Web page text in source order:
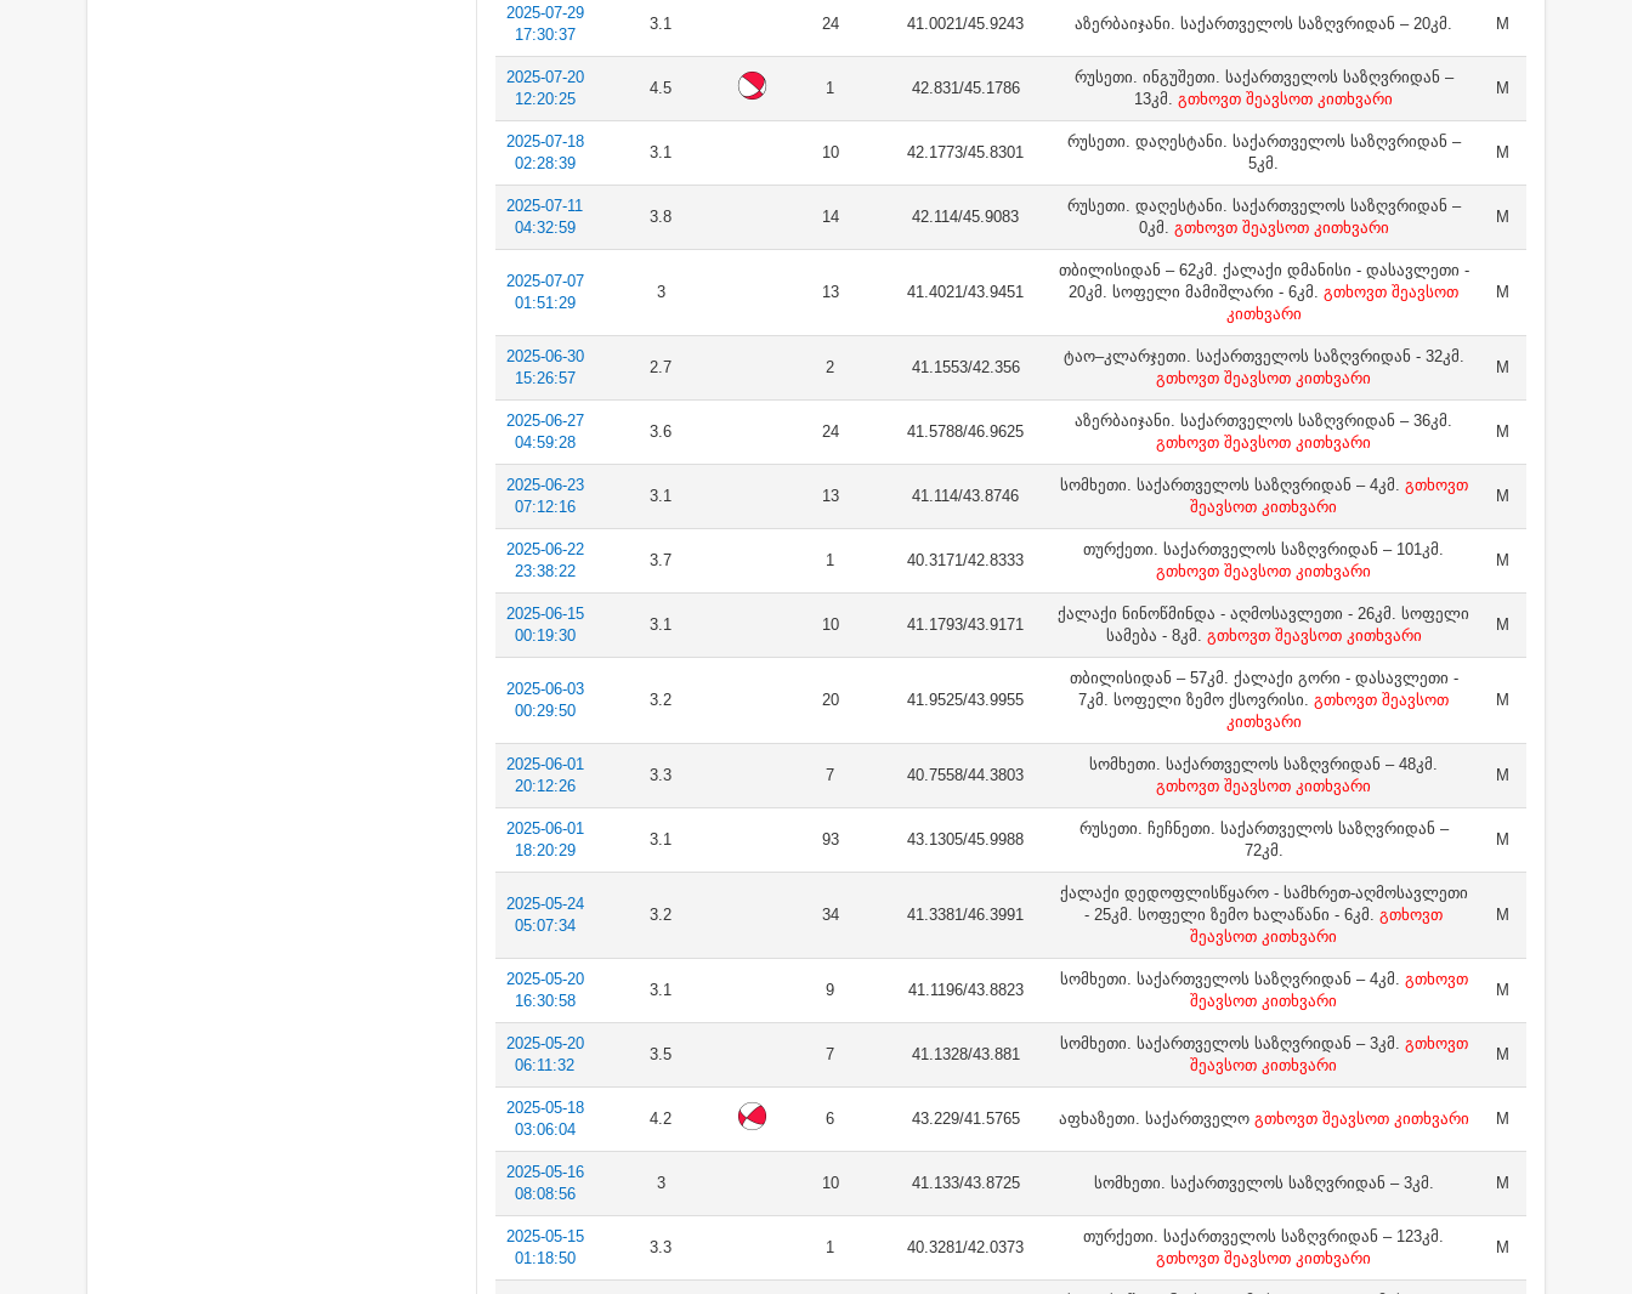
2025-07-29
17:30:37
3.1 24 41.0021/45.9243 აზერბაიჯანი. საქართველოს საზღვრიდან – 20კმ. M
2025-07-20
12:20:25
4.5 1 42.831/45.1786
რუსეთი. ინგუშეთი. საქართველოს საზღვრიდან –
13კმ. გთხოვთ შეავსოთ კითხვარი
M
2025-07-18
02:28:39
3.1 10 42.1773/45.8301
რუსეთი. დაღესტანი. საქართველოს საზღვრიდან –
5კმ.
M
2025-07-11
04:32:59
3.8 14 42.114/45.9083
რუსეთი. დაღესტანი. საქართველოს საზღვრიდან –
0კმ. გთხოვთ შეავსოთ კითხვარი
M
2025-07-07
01:51:29
3 13 41.4021/43.9451
თბილისიდან – 62კმ. ქალაქი დმანისი - დასავლეთი -
20კმ. სოფელი მამიშლარი - 6კმ. გთხოვთ შეავსოთ
კითხვარი
M
2025-06-30
15:26:57
2.7 2 41.1553/42.356
ტაო–კლარჯეთი. საქართველოს საზღვრიდან - 32კმ.
გთხოვთ შეავსოთ კითხვარი
M
2025-06-27
04:59:28
3.6 24 41.5788/46.9625
აზერბაიჯანი. საქართველოს საზღვრიდან – 36კმ.
გთხოვთ შეავსოთ კითხვარი
M
2025-06-23
07:12:16
3.1 13 41.114/43.8746
სომხეთი. საქართველოს საზღვრიდან – 4კმ. გთხოვთ
შეავსოთ კითხვარი
M
2025-06-22
23:38:22
3.7 1 40.3171/42.8333
თურქეთი. საქართველოს საზღვრიდან – 101კმ.
გთხოვთ შეავსოთ კითხვარი
M
2025-06-15
00:19:30
3.1 10 41.1793/43.9171
ქალაქი ნინოწმინდა - აღმოსავლეთი - 26კმ. სოფელი
სამება - 8კმ. გთხოვთ შეავსოთ კითხვარი
M
2025-06-03
00:29:50
3.2 20 41.9525/43.9955
თბილისიდან – 57კმ. ქალაქი გორი - დასავლეთი -
7კმ. სოფელი ზემო ქსოვრისი. გთხოვთ შეავსოთ
კითხვარი
M
2025-06-01
20:12:26
3.3 7 40.7558/44.3803
სომხეთი. საქართველოს საზღვრიდან – 48კმ.
გთხოვთ შეავსოთ კითხვარი
M
2025-06-01
18:20:29
3.1 93 43.1305/45.9988
რუსეთი. ჩეჩნეთი. საქართველოს საზღვრიდან –
72კმ.
M
2025-05-24
05:07:34
3.2 34 41.3381/46.3991
ქალაქი დედოფლისწყარო - სამხრეთ-აღმოსავლეთი
- 25კმ. სოფელი ზემო ხალაწანი - 6კმ. გთხოვთ
შეავსოთ კითხვარი
M
2025-05-20
16:30:58
3.1 9 41.1196/43.8823
სომხეთი. საქართველოს საზღვრიდან – 4კმ. გთხოვთ
შეავსოთ კითხვარი
M
2025-05-20
06:11:32
3.5 7 41.1328/43.881
სომხეთი. საქართველოს საზღვრიდან – 3კმ. გთხოვთ
შეავსოთ კითხვარი
M
2025-05-18
03:06:04
4.2 6 43.229/41.5765 აფხაზეთი. საქართველოგთხოვთ შეავსოთ კითხვარი M
2025-05-16
08:08:56
3 10 41.133/43.8725 სომხეთი. საქართველოს საზღვრიდან – 3კმ. M
2025-05-15
01:18:50
3.3 1 40.3281/42.0373
თურქეთი. საქართველოს საზღვრიდან – 123კმ.
გთხოვთ შეავსოთ კითხვარი
M